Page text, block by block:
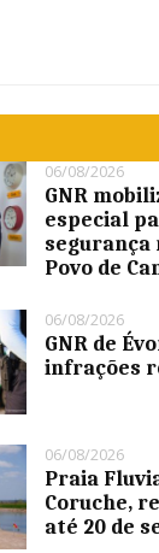
06/08/2026
GNR
especial
segurança
Povo de
06/08/2026
GNR de
infrações
06/08/2026
Praia
Coruche,
até 20 de